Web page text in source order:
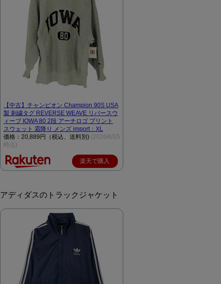
【中古】チャンピオン Champion 90S USA
製 刺繍タグ REVERSE WEAVE リバースウ
ィーブ IOWA 80 2段 アーチロゴ プリント
スウェット 霜降り メンズ import：XL
価格：20,889円（税込、送料別) (2026/6/15
時点)
楽天で購入
アディダスのトラックジャケット